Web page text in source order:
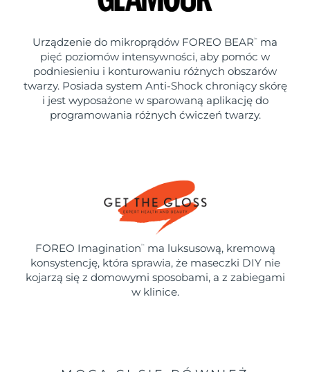
Urządzenie do mikroprądów FOREO BEAR ™
ma
pięć poziomów intensywności, aby pomóc w
podniesieniu i konturowaniu różnych obszarów
twarzy. Posiada system Anti-Shock chroniący skórę
i jest wyposażone w sparowaną aplikację do
programowania różnych ćwiczeń twarzy.
FOREO Imagination ™
ma luksusową, kremową
konsystencję, która sprawia, że maseczki DIY nie
kojarzą się z domowymi sposobami, a z zabiegami
w klinice.